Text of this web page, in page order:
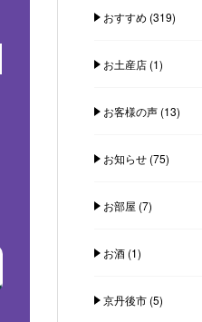
おすすめ (319)
お土産店(1)
お客様の声(13)
お知らせ(75)
お部屋 (7)
お酒(1)
京丹後市(5)